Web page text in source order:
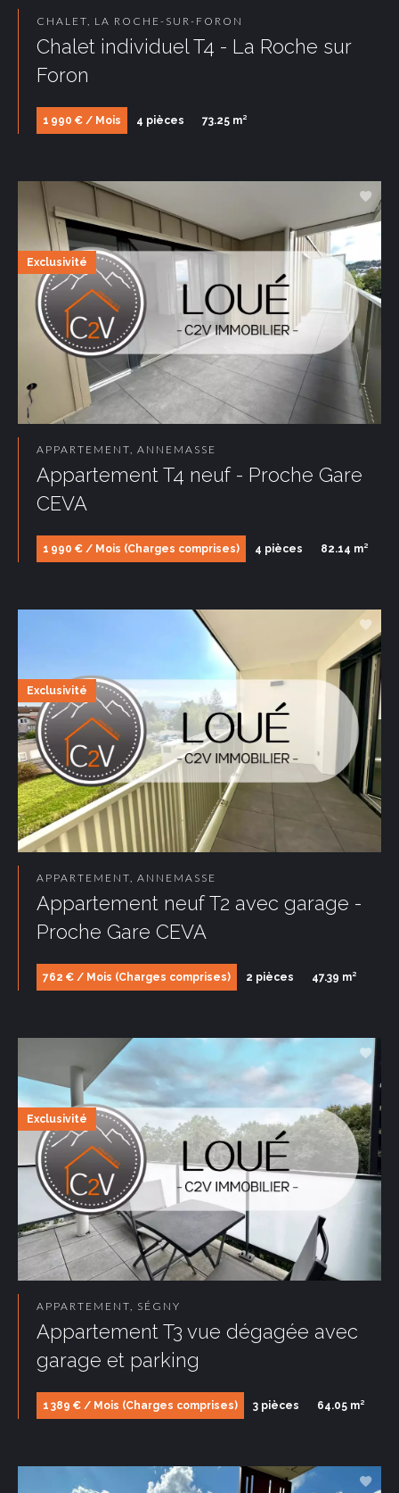
CHALET, LA ROCHE-SUR-FORON
Chalet individuel T4 - La Roche sur
Foron
1 990 € / Mois 4 pièces 73.25 m²
APPARTEMENT, ANNEMASSE
Appartement T4 neuf - Proche Gare
CEVA
1 990 € / Mois (Charges comprises) 4 pièces 82.14 m²
Exclusivité
APPARTEMENT, ANNEMASSE
Appartement neuf T2 avec garage -
Proche Gare CEVA
762 € / Mois (Charges comprises) 2 pièces 47.39 m²
Exclusivité
APPARTEMENT, SÉGNY
Appartement T3 vue dégagée avec
garage et parking
1 389 € / Mois (Charges comprises) 3 pièces 64.05 m²
Exclusivité